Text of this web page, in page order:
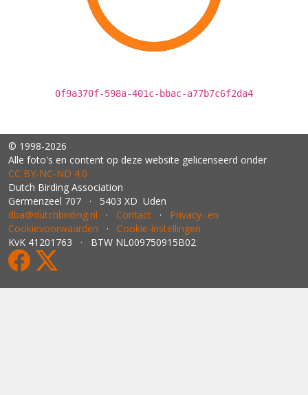
0f9a370f-598a-401c-bbac-a77b7c6f2da4
© 1998-2026
Alle foto's en content op deze website gelicenseerd onder
CC BY‑NC‑ND 4.0
Dutch Birding Association
Germenzeel 707 · 5403 XD Uden
dba@dutchbirding.nl · Contact · Privacy- en
Cookievoorwaarden · Cookie-instellingen
KvK 41201763 · BTW NL009750915B02